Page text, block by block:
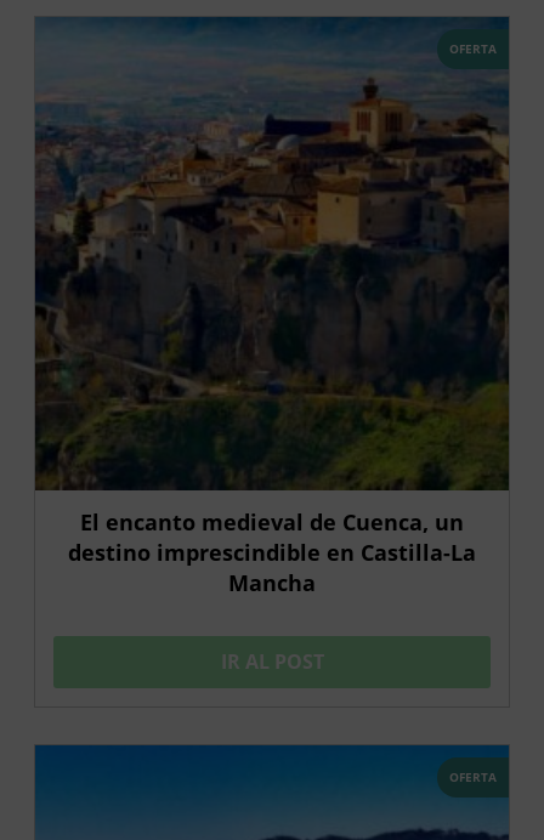
OFERTA
El encanto medieval de Cuenca, un
destino imprescindible en Castilla-La
Mancha
IR AL POST
OFERTA